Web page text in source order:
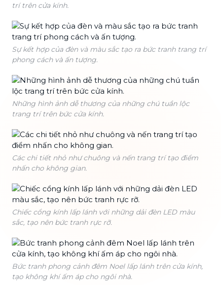
trí trên cửa kính.
Sự kết hợp của đèn và màu sắc tạo ra bức tranh trang trí
phong cách và ấn tượng.
Những hình ảnh dễ thương của những chú tuần lộc
trang trí trên bức cửa kính.
Các chi tiết nhỏ như chuông và nến trang trí tạo điểm
nhấn cho không gian.
Chiếc cổng kính lấp lánh với những dải đèn LED màu
sắc, tạo nên bức tranh rực rỡ.
Bức tranh phong cảnh đêm Noel lấp lánh trên cửa kính,
tạo không khí ấm áp cho ngôi nhà.